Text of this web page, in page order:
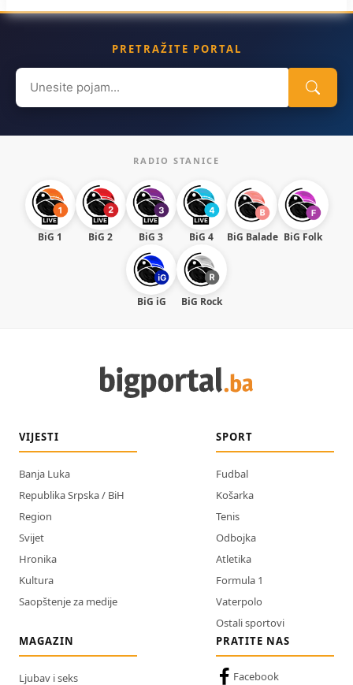
PRETRAŽITE PORTAL
Search
for:
RADIO STANICE
BiG 1 BiG 2 BiG 3 BiG 4 BiG Balade BiG Folk
BiG iG BiG Rock
VIJESTI
Banja Luka
Republika Srpska / BiH
Region
Svijet
Hronika
Kultura
Saopštenje za medije
SPORT
Fudbal
Košarka
Tenis
Odbojka
Atletika
Formula 1
Vaterpolo
Ostali sportovi
MAGAZIN
Ljubav i seks
PRATITE NAS
Facebook